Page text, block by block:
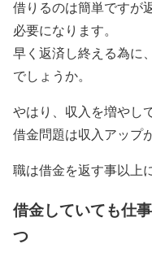
借りるのは簡単ですが
必要になります。
早く返済し終える為に
でしょうか。
やはり、収入を増やし
借金問題は収入アップ
職は借金を返す事以上
借金していても仕
つ